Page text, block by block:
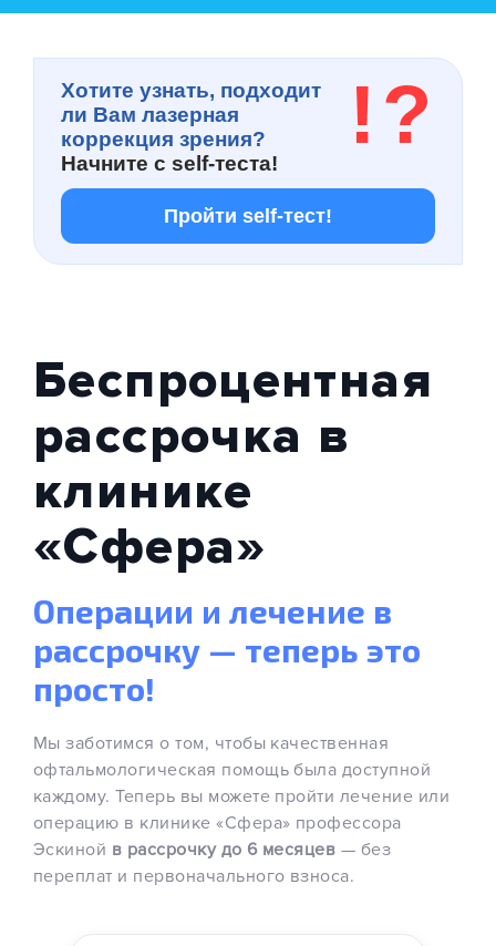
Хотите узнать, подходит
ли Вам лазерная
коррекция зрения?
Начните с self-теста!
!?
Пройти self-тест!
Беспроцентная
рассрочка в
клинике
«Сфера»
Операции и лечение в
рассрочку — теперь это
просто!
Мы заботимся о том, чтобы качественная
офтальмологическая помощь была доступной
каждому. Теперь вы можете пройти лечение или
операцию в клинике «Сфера» профессора
Эскиной в рассрочку до 6 месяцев — без
переплат и первоначального взноса.